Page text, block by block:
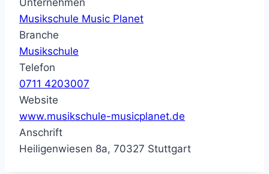
Musikschule Music Planet
Branche
Musikschule
Telefon
0711 4203007
Website
www.musikschule-musicplanet.de
Anschrift
Heiligenwiesen 8a, 70327 Stuttgart